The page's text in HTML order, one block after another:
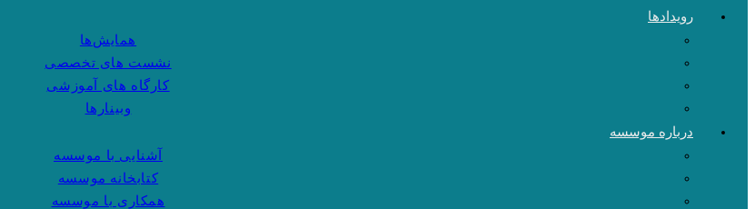
رویدادها
همایش‌ها
نشست های تخصصی
کارگاه های آموزشی
وبینارها
درباره موسسه
آشنایی با موسسه
کتابخانه موسسه
همکاری با موسسه